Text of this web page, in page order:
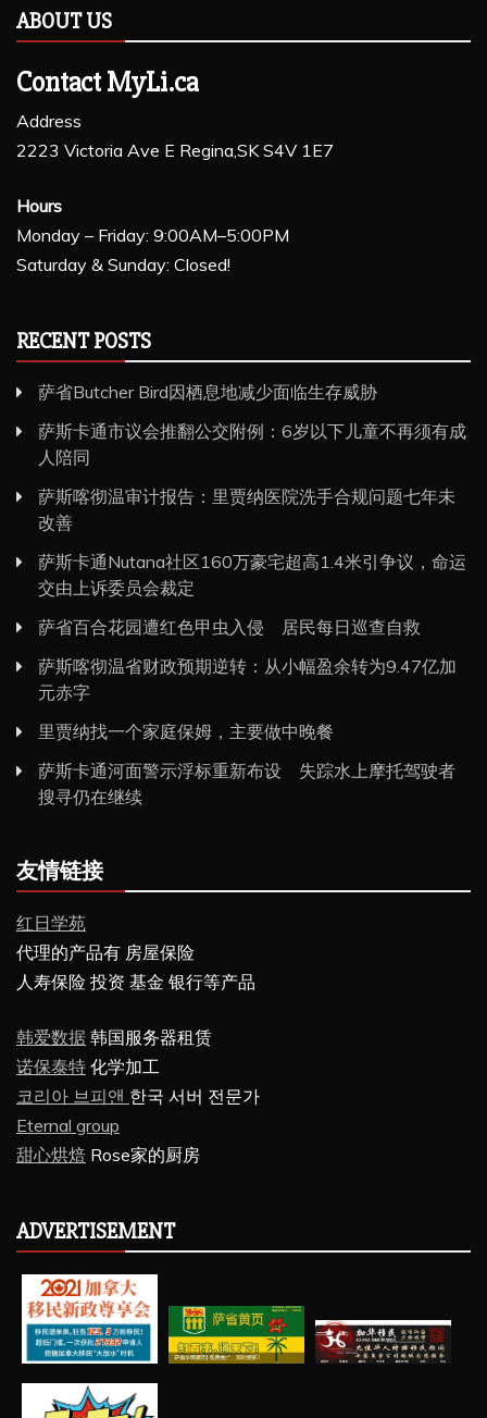
ABOUT US
Contact MyLi.ca
Address
2223 Victoria Ave E Regina,SK S4V 1E7
Hours
Monday – Friday: 9:00AM–5:00PM
Saturday & Sunday: Closed!
RECENT POSTS
萨省Butcher Bird因栖息地减少面临生存威胁
萨斯卡通市议会推翻公交附例：6岁以下儿童不再须有成
人陪同
萨斯喀彻温审计报告：里贾纳医院洗手合规问题七年未
改善
萨斯卡通Nutana社区160万豪宅超高1.4米引争议，命运
交由上诉委员会裁定
萨省百合花园遭红色甲虫入侵 居民每日巡查自救
萨斯喀彻温省财政预期逆转：从小幅盈余转为9.47亿加
元赤字
里贾纳找一个家庭保姆，主要做中晚餐
萨斯卡通河面警示浮标重新布设 失踪水上摩托驾驶者
搜寻仍在继续
友情链接
红日学苑
代理的产品有 房屋保险
人寿保险 投资 基金 银行等产品
韩爱数据 韩国服务器租赁
诺保泰特 化学加工
코리아 브피앤 한국 서버 전문가
Eternal group
甜心烘焙 Rose家的厨房
ADVERTISEMENT